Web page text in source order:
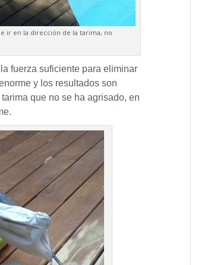
ir en la dirección de la tarima, no
fuerza suficiente para eliminar
y los resultados son
que no se ha agrisado, en